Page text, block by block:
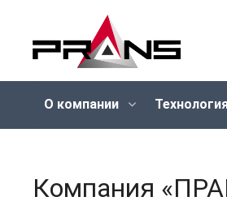
О компании
Компания